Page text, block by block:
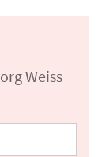
Weiss